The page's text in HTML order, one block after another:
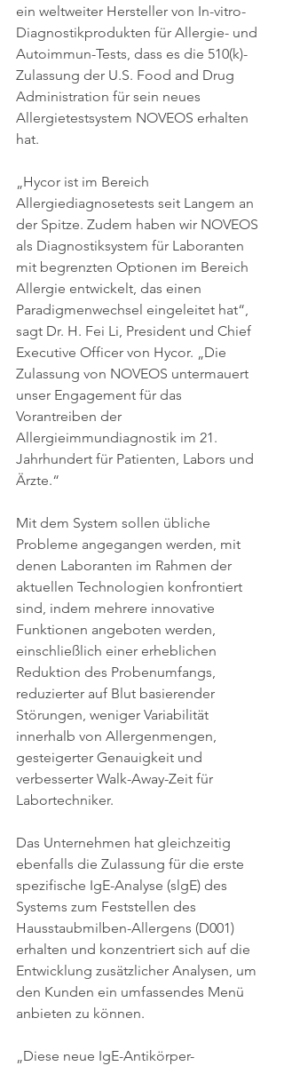
ein weltweiter Hersteller von In-vitro-
Diagnostikprodukten für Allergie- und
Autoimmun-Tests, dass es die 510(k)-
Zulassung der U.S. Food and Drug
Administration für sein neues
Allergietestsystem NOVEOS erhalten
hat.
„Hycor ist im Bereich
Allergiediagnosetests seit Langem an
der Spitze. Zudem haben wir NOVEOS
als Diagnostiksystem für Laboranten
mit begrenzten Optionen im Bereich
Allergie entwickelt, das einen
Paradigmenwechsel eingeleitet hat“,
sagt Dr. H. Fei Li, President und Chief
Executive Officer von Hycor. „Die
Zulassung von NOVEOS untermauert
unser Engagement für das
Vorantreiben der
Allergieimmundiagnostik im 21.
Jahrhundert für Patienten, Labors und
Ärzte.“
Mit dem System sollen übliche
Probleme angegangen werden, mit
denen Laboranten im Rahmen der
aktuellen Technologien konfrontiert
sind, indem mehrere innovative
Funktionen angeboten werden,
einschließlich einer erheblichen
Reduktion des Probenumfangs,
reduzierter auf Blut basierender
Störungen, weniger Variabilität
innerhalb von Allergenmengen,
gesteigerter Genauigkeit und
verbesserter Walk-Away-Zeit für
Labortechniker.
Das Unternehmen hat gleichzeitig
ebenfalls die Zulassung für die erste
spezifische IgE-Analyse (slgE) des
Systems zum Feststellen des
Hausstaubmilben-Allergens (D001)
erhalten und konzentriert sich auf die
Entwicklung zusätzlicher Analysen, um
den Kunden ein umfassendes Menü
anbieten zu können.
„Diese neue IgE-Antikörper-